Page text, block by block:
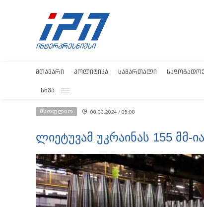
ᲛᲗᲐᲕᲐᲠᲘ ᲞᲝᲚᲘᲢᲘᲙᲐ ᲡᲐᲛᲐᲠᲗᲐᲚᲘ
ᲡᲮᲕᲐ
მსოფლიო 08.03.2024 / 05:08
ლიეტუვამ უკრაინას 155 მმ-